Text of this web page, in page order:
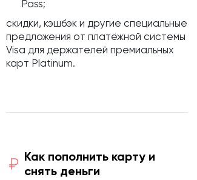
Pass;
скидки, кэшбэк и другие специальные
предложения от платёжной системы
Visa для держателей премиальных
карт Platinum.
Как пополнить карту и
снять деньги